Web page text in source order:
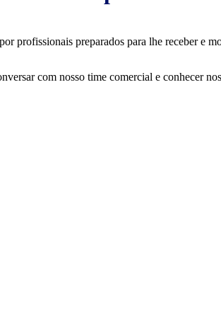
profissionais preparados para lhe receber e
com nosso time comercial e conhecer